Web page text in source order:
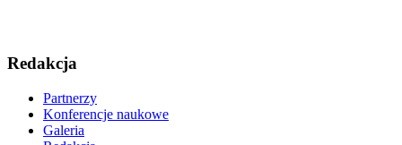
Redakcja
Partnerzy
Konferencje naukowe
Galeria